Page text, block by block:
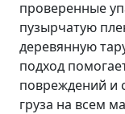
проверенные
пузырчатую
деревянную
подход
повреждений и
груза на всем